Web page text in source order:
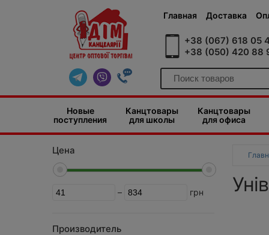
Главная Доставка
+38 (067) 618 05
+38 (050) 420 88
Новые
поступления
Канцтовары
для школы
Канцтовары
для офиса
Цена
– грн
Производитель